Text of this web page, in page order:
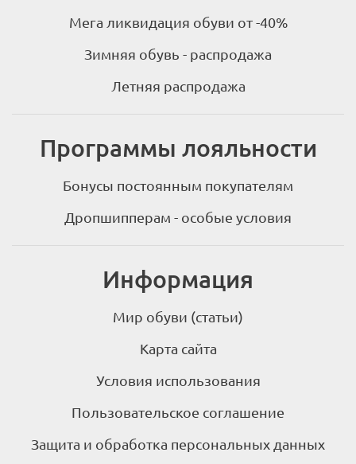
Мега ликвидация обуви от -40%
Зимняя обувь - распродажа
Летняя распродажа
Программы лояльности
Бонусы постоянным покупателям
Дропшипперам - особые условия
Информация
Мир обуви (статьи)
Карта сайта
Условия использования
Пользовательское соглашение
Защита и обработка персональных данных